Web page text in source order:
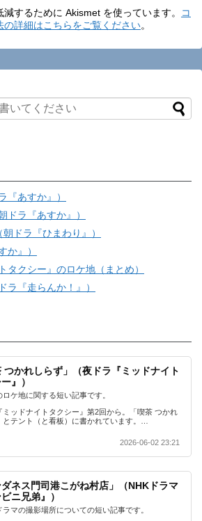
するために Akismet を使っています。
コ
の詳細はこちらをご覧ください。
『あすか』）
ドラ『あすか』）
ドラ『ひまわり』）
か』）
タクシー』のロケ地（まとめ）
ラ『走らんか！』）
つかれしらず」（夜ドラ『ミッドナイト
』）
ロケ地に関する短い記事です。
ミッドナイトタクシー』第2回から。「喫茶 つかれ
とテント（と看板）に書かれています。…
2026-06-02 23:21
ダネス門司港こがね村店」（NHKドラマ
ビニ兄弟』）
ラマの撮影場所についての短い記事です。